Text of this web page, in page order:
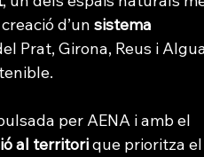
d’un sistema
Prat, Girona, Reus i
per AENA i amb el
al territori que prioritza el